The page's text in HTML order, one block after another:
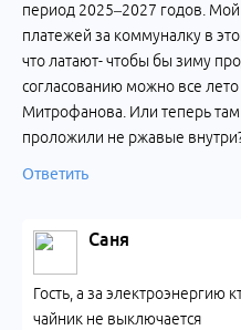
период 2025–2027 годов.
платежей за коммуналку в
что латают- чтобы бы зиму
согласованию можно все
Митрофанова. Или теперь
проложили не ржавые
Ответить
Саня
Гость, а за электроэнергию
чайник не выключается